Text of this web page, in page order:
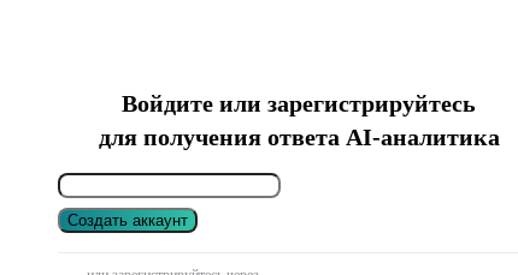
Войдите или зарегистрируйтесь
для получения ответа AI-аналитика
Создать аккаунт